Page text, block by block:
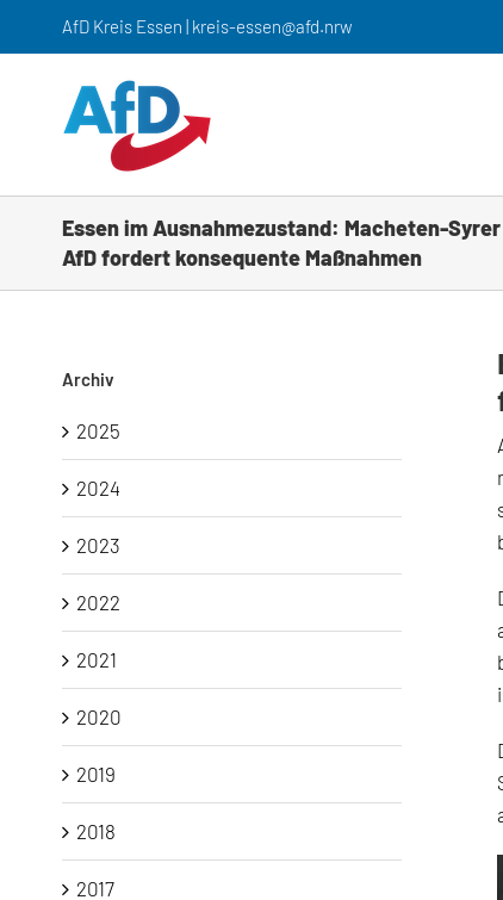
AfD Kreis Essen | kreis-essen@afd.nrw
Essen im Ausnahmezustand: Macheten-
AfD fordert konsequente Maßnahmen
Archiv
2025
2024
2023
2022
2021
2020
2019
2018
2017